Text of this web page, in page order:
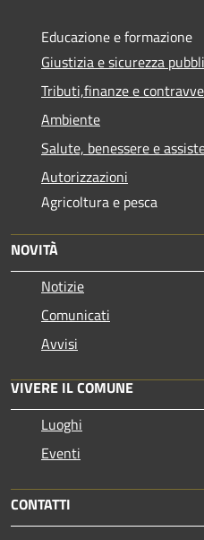
Educazione e formazione
Giustizia e sicurezza
Tributi,finanze e
Ambiente
Salute, benessere e
Autorizzazioni
Agricoltura e pesca
NOVITÀ
Notizie
Comunicati
Avvisi
VIVERE IL COMUNE
Luoghi
Eventi
CONTATTI